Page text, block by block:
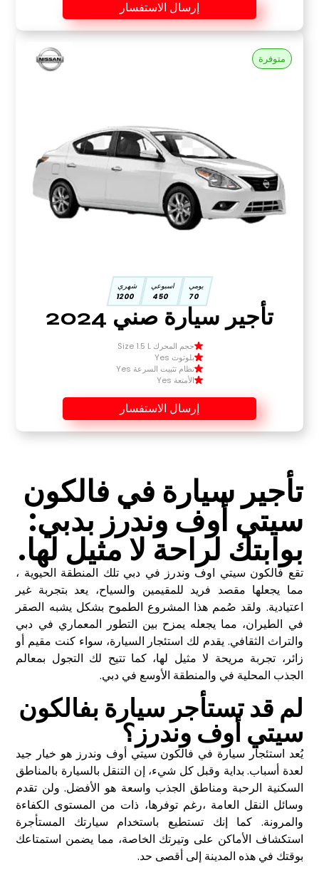
إرسال الاستفسار
متوفرة
يومي
70
اسبوعي
450
شهري
1200
تأجير سيارة صني 2024
حجم المحرك Size 1.5 L
بلوتوث Yes
نظام تثبيت السرعة Yes
الأمتعة Yes
إرسال الاستفسار
تأجير سيارة في فالكون
سيتي أوف وندرز بدبي:
بوابتك لراحة لا مثيل لها.
تقع فالكون سيتي اوف وندرز في دبي تلك المنطقة الحيوية ،
مما يجعلها مقصد فريد للمقيمين والسياح، يعد بتجربة غير
اعتيادية. ولقد صُمم هذا المشروع الطموح بشكل يشبه الصقر
في الطيران، مما يجعله يمزح بين التطور المعماري في دبي
والتراث الثقافي. يقدم لك استئجار السيارة، سواء كنت مقيم أو
زائر، تجربة مريحة لا مثيل لها، كما تتيح لك التجول بمعالم
الجذب المحلية في والمنطقة الأوسع في دبي.
لم قد تستأجر سيارة بفالكون
سيتي أوف وندرز؟
يُعد استئجار سيارة في فالكون سيتي أوف وندرز هو خيار جيد
لعدة أسباب. بداية وقبل كل شيء، إن التنقل بالسيارة بالمناطق
السكنية الرحبة ومناطق الجذب واسعة هو الأفضل. ولن تقدم
وسائل النقل العامة ،رغم توفرها، ذات من المستوى الكفاءة
والمرونة. كما إنك تستطيع باستخدام سيارتك المستأجرة
استكشاف الأماكن على وتيرتك الخاصة، مما يضمن استمتاعك
بوقتك في هذه المدينة إلى أقصى حد.